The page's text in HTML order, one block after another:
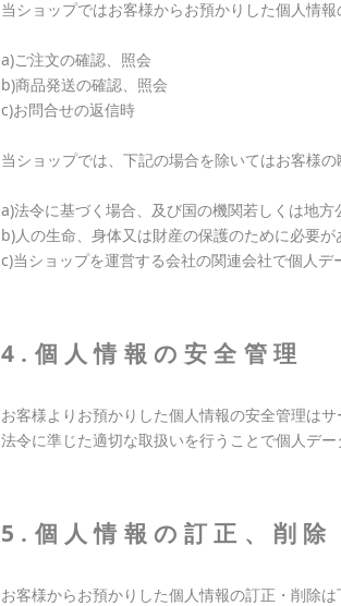
当ショップではお客様からお預かりした個人情報
a)ご注文の確認、照会
b)商品発送の確認、照会
c)お問合せの返信時
当ショップでは、下記の場合を除いてはお客様
a)法令に基づく場合、及び国の機関若しくは地
b)人の生命、身体又は財産の保護のために必要
c)当ショップを運営する会社の関連会社で個人デ
4.個人情報の安全管理
お客様よりお預かりした個人情報の安全管理は
法令に準じた適切な取扱いを行うことで個人デ
5.個人情報の訂正、削除
お客様からお預かりした個人情報の訂正・削除は